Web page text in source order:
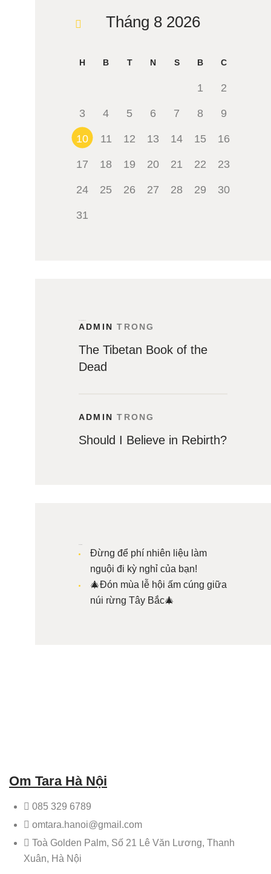
Tháng 8 2026
H B T N S B C
1 2
3 4 5 6 7 8 9
10 11 12 13 14 15 16
17 18 19 20 21 22 23
24 25 26 27 28 29 30
31
ADMIN TRONG
The Tibetan Book of the
Dead
ADMIN TRONG
Should I Believe in Rebirth?
Đừng để phí nhiên liệu làm
nguội đi kỳ nghỉ của bạn!
🎄Đón mùa lễ hội ấm cúng giữa
núi rừng Tây Bắc🎄
Om Tara Hà Nội
085 329 6789
omtara.hanoi@gmail.com
Toà Golden Palm, Số 21 Lê Văn Lương, Thanh
Xuân, Hà Nội